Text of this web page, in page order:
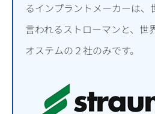
るインプラントメーカーは、
言われるストローマンと、世
オステムの２社のみです。